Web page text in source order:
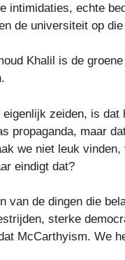
intimidaties, echte
de universiteit op
Khalil is de
eigenlijk zeiden, is
propaganda, maar
we niet leuk
eindigt dat?
van de dingen die
sterke
McCarthyism. We